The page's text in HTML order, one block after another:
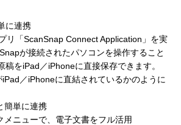
に連携
リ「ScanSnap Connect Application」を実
が接続されたパソコンを操作すること
稿をiPad／iPhoneに直接保存できます。
／iPhoneに直結されているかのように
簡単に連携
メニューで、電子文書をフル活用